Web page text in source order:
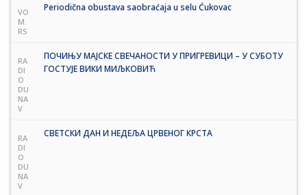
VO
M.
RS
Periodična obustava saobraćaja u selu Ćukovac
RA
DI
O
DU
NA
V
ПОЧИЊУ МАЈСКЕ СВЕЧАНОСТИ У ПРИГРЕВИЦИ – У СУБОТУ
ГОСТУЈЕ ВИКИ МИЉКОВИЋ
RA
DI
O
DU
NA
V
СВЕТСКИ ДАН И НЕДЕЉА ЦРВЕНОГ КРСТА